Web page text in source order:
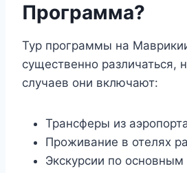
Программа?
Тур программы на
существенно различаться,
случаев они включают:
Трансферы из
Проживание в отелях
Экскурсии по основным